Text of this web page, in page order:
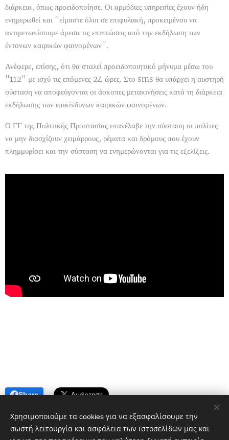
διάρκεια, όπως προειδοποίησε. Οι αρμόδιες υπηρεσίες έχουν ήδη
ενημερωθεί και "είμαστε όλοι σε επιφυλακή, προκειμένου να
αντιμετωπίσουμε άμεσα τις επιπτώσεις από την εκδήλωση των
έντονων καιρικών φαινομένων".
Ανέφερε, επίσης, ότι θα σταλεί προειδοποιητικό μήνυμα μέσω του
"112" με ισχύ τις επόμενες 24 ώρες. Στο sms θα υπάρχει η αυστηρή
σύσταση να αποφεύγονται οι άσκοπες μετακινήσεις κατά τη διάρκεια
εκδήλωσης των επικίνδυνων καιρικών φαινομένων.
Ο ΓΓ της Πολιτικής Προστασίας επανέλαβε την σύσταση οι πολίτες
να μην διασχίζουν χειμάρρους, ρέματα και δρόμους που έχουν
πλημμυρίσει και την σύσταση να ενημερώνονται για τις εξελίξεις.
Share
Χρησιμοποιούμε τα cookies για να εξασφαλίσουμε την
σωστή λειτουργία και ασφάλεια των ιστοσελίδων μας και